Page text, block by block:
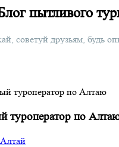
пытливого
советуй друзьям, будь
туроператор по